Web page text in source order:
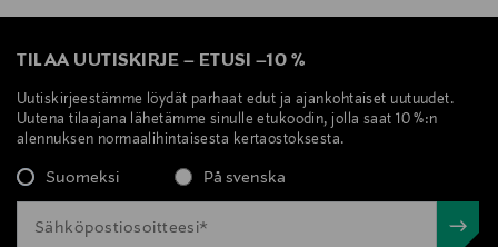
TILAA UUTISKIRJE – ETUSI –10 %
Uutiskirjeestämme löydät parhaat edut ja ajankohtaiset uutuudet.
Uutena tilaajana lähetämme sinulle etukoodin, jolla saat 10 %:n
alennuksen normaalihintaisesta kertaostoksesta.
Suomeksi På svenska